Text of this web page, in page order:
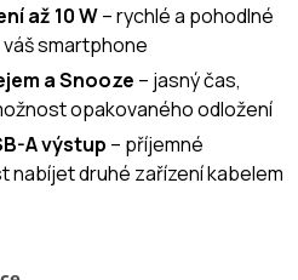
až 10 W– rychlé a pohodlné
smartphone
a Snooze – jasný čas,
opakovaného odložení
A výstup – příjemné
nabíjet druhé zařízení kabelem